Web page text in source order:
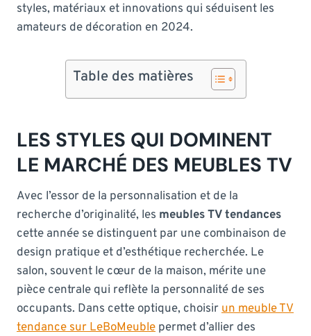
styles, matériaux et innovations qui séduisent les
amateurs de décoration en 2024.
Table des matières
LES STYLES QUI DOMINENT
LE MARCHÉ DES MEUBLES TV
Avec l’essor de la personnalisation et de la
recherche d’originalité, les meubles TV tendances
cette année se distinguent par une combinaison de
design pratique et d’esthétique recherchée. Le
salon, souvent le cœur de la maison, mérite une
pièce centrale qui reflète la personnalité de ses
occupants. Dans cette optique, choisirun meuble TV
tendance sur LeBoMeuble permet d’allier des